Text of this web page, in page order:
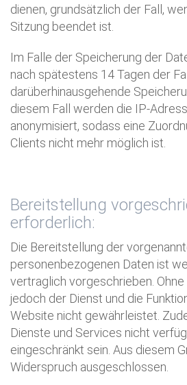
dienen, grundsätzlich der Fall,
Sitzung beendet ist.
Im Falle der Speicherung der
nach spätestens 14 Tagen der
darüberhinausgehende
diesem Fall werden die IP-
anonymisiert, sodass eine
Clients nicht mehr möglich ist.
Bereitstellung
erforderlich:
Die Bereitstellung der
personenbezogenen Daten ist
vertraglich vorgeschrieben.
jedoch der Dienst und die
Website nicht gewährleistet.
Dienste und Services nicht
eingeschränkt sein. Aus diesem
Widerspruch ausgeschlossen.